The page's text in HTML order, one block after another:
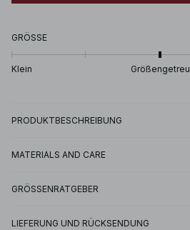
GRÖSSE
Klein Größengetreu
PRODUKTBESCHREIBUNG
MATERIALS AND CARE
GRÖSSENRATGEBER
LIEFERUNG UND RÜCKSENDUNG